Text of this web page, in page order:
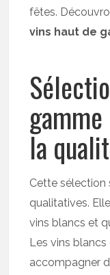
fêtes.
vins haut de
la
Cette sélection
qualitatives.
vins blancs et
Les vins
accompagner